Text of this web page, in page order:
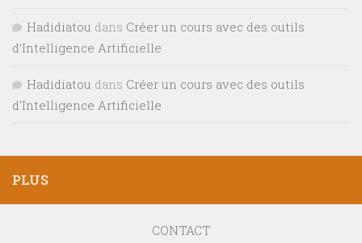
Hadidiatou dans Créer un cours avec des outils
d’Intelligence Artificielle
Hadidiatou dans Créer un cours avec des outils
d’Intelligence Artificielle
PLUS
CONTACT